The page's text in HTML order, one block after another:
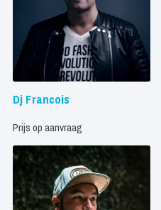
Dj Francois
Prijs op aanvraag